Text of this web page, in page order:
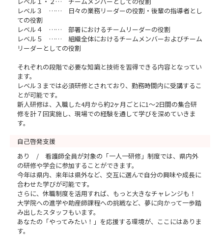
レベル３ …… 日々の業務リーダーの役割・後輩の指導者とし
ての役割
レベル４ …… 部署におけるチームリーダーの役割
レベル５ …… 組織全体におけるチームメンバーおよびチーム
リーダーとしての役割
それぞれの段階で必要な知識と技術を習得できる内容となってい
ます。
レベル３までは必須研修とされており、勤務時間内に受講するこ
とが可能です。
新人研修は、入職した4月から約2ヶ月ごとに1～2日間の集合研
修を計７回実施し、現場での経験を通して学びを深めていきま
す。
自己啓発支援
あり / 看護師全員が対象の「一人一研修」制度では、県内外
の研修や学会に参加することができます。
今年は県内、来年は県外など、交互に選んで自分の興味や成長に
合わせた学びが可能です。
さらに、休職制度を活用すれば、もっと大きなチャレンジも！
大学院への進学や助産師課程への挑戦など、夢に向かって一歩踏
み出したスタッフもいます。
あなたの「やってみたい！」を応援する環境が、ここにはありま
す。